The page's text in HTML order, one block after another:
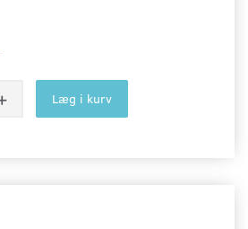
Læg i kurv